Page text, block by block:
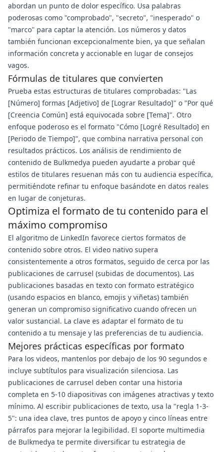
abordan un punto de dolor específico. Usa palabras
poderosas como "comprobado", "secreto", "inesperado" o
"marco" para captar la atención. Los números y datos
también funcionan excepcionalmente bien, ya que señalan
información concreta y accionable en lugar de consejos
vagos.
Fórmulas de titulares que convierten
Prueba estas estructuras de titulares comprobadas: "Las
[Número] formas [Adjetivo] de [Lograr Resultado]" o "Por qué
[Creencia Común] está equivocada sobre [Tema]". Otro
enfoque poderoso es el formato "Cómo [Logré Resultado] en
[Periodo de Tiempo]", que combina narrativa personal con
resultados prácticos. Los análisis de rendimiento de
contenido de Bulkmedya pueden ayudarte a probar qué
estilos de titulares resuenan más con tu audiencia específica,
permitiéndote refinar tu enfoque basándote en datos reales
en lugar de conjeturas.
Optimiza el formato de tu contenido para el
máximo compromiso
El algoritmo de LinkedIn favorece ciertos formatos de
contenido sobre otros. El video nativo supera
consistentemente a otros formatos, seguido de cerca por las
publicaciones de carrusel (subidas de documentos). Las
publicaciones basadas en texto con formato estratégico
(usando espacios en blanco, emojis y viñetas) también
generan un compromiso significativo cuando ofrecen un
valor sustancial. La clave es adaptar el formato de tu
contenido a tu mensaje y las preferencias de tu audiencia.
Mejores prácticas específicas por formato
Para los videos, mantenlos por debajo de los 90 segundos e
incluye subtítulos para visualización silenciosa. Las
publicaciones de carrusel deben contar una historia
completa en 5-10 diapositivas con imágenes atractivas y texto
mínimo. Al escribir publicaciones de texto, usa la "regla 1-3-
5": una idea clave, tres puntos de apoyo y cinco líneas entre
párrafos para mejorar la legibilidad. El soporte multimedia
de Bulkmedya te permite diversificar tu estrategia de